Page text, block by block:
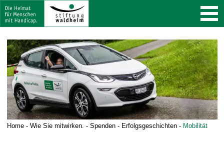
Home- Wie Sie mitwirken. - Spenden- Erfolgsgeschichten- Mobilität